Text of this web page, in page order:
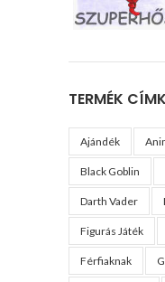
TERMÉK
Ajándék
Black Goblin
Darth Vader
Figurás Játék
Férfiaknak